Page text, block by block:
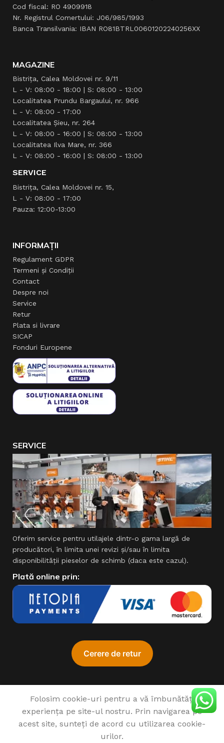
Cod fiscal: RO 4909918
Nr. Registrul Comertului: J06/985/1993
Banca Transilvania: IBAN RO81BTRL00601202240256XX
MAGAZINE
Bistrița, Calea Moldovei nr. 9/11
L - V: 08:00 - 18:00 | S: 08:00 - 13:00
Localitatea Prundu Bargaului, nr. 966
L - V: 08:00 - 17:00
Localitatea Şieu, nr. 264
L - V: 08:00 - 16:00 | S: 08:00 - 13:00
Localitatea Ilva Mare, nr. 366
L - V: 08:00 - 16:00 | S: 08:00 - 13:00
SERVICE
Bistrița, Calea Moldovei nr. 15,
L - V: 08:00 - 17:00
Pauza: 12:00-13:00
INFORMAȚII
Regulament GDPR
Termeni și Condiții
Contact
Despre noi
Service
Retur
Plata si livrare
SICAP
Fonduri Europene
SERVICE
Oferim service pentru utilajele dintr-o gama largă de
producători, în limita unei revizi şi/sau în limita
disponibilităţii pieselor de schimb (daca este cazul).
Plată online prin:
1993 - 2022 SIMPROCOM SRL. Made with♥by201.ro
Folosim cookie-uri pentru a vă îmbunătăți
experiența pe site-ul nostru. Prin navigarea pe
acest site, sunteți de acord cu utilizarea cookie-
urilor.
Cumpără
de